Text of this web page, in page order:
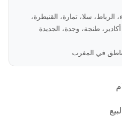
الرباط، سلا، تمارة، القنيطرة،
طنجة، وجدة، الجديدة